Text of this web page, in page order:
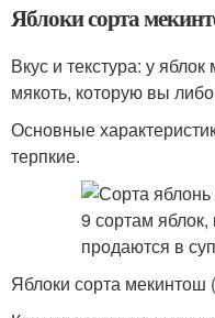
Яблоки сорта
Вкус и текстура: у
мякоть, которую вы
Основные
терпкие.
Яблоки сорта мекинтош